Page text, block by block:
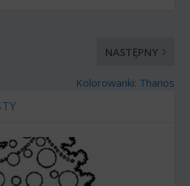
NASTĘPNY
Kolorowanki: Thanos